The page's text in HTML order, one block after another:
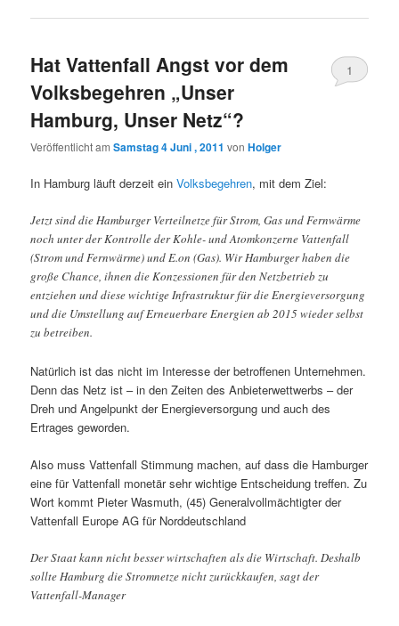
Hat Vattenfall Angst vor dem
Volksbegehren „Unser
Hamburg, Unser Netz“?
Veröffentlicht amSamstag 4 Juni , 2011 vonHolger
1
In Hamburg läuft derzeit einVolksbegehren, mit dem Ziel:
Jetzt sind die Hamburger Verteilnetze für Strom, Gas und Fernwärme
noch unter der Kontrolle der Kohle- und Atomkonzerne Vattenfall
(Strom und Fernwärme) und E.on (Gas). Wir Hamburger haben die
große Chance, ihnen die Konzessionen für den Netzbetrieb zu
entziehen und diese wichtige Infrastruktur für die Energieversorgung
und die Umstellung auf Erneuerbare Energien ab 2015 wieder selbst
zu betreiben.
Natürlich ist das nicht im Interesse der betroffenen Unternehmen.
Denn das Netz ist – in den Zeiten des Anbieterwettwerbs – der
Dreh und Angelpunkt der Energieversorgung und auch des
Ertrages geworden.
Also muss Vattenfall Stimmung machen, auf dass die Hamburger
eine für Vattenfall monetär sehr wichtige Entscheidung treffen. Zu
Wort kommt Pieter Wasmuth, (45) Generalvollmächtigter der
Vattenfall Europe AG für Norddeutschland
Der Staat kann nicht besser wirtschaften als die Wirtschaft. Deshalb
sollte Hamburg die Stromnetze nicht zurückkaufen, sagt der
Vattenfall-Manager